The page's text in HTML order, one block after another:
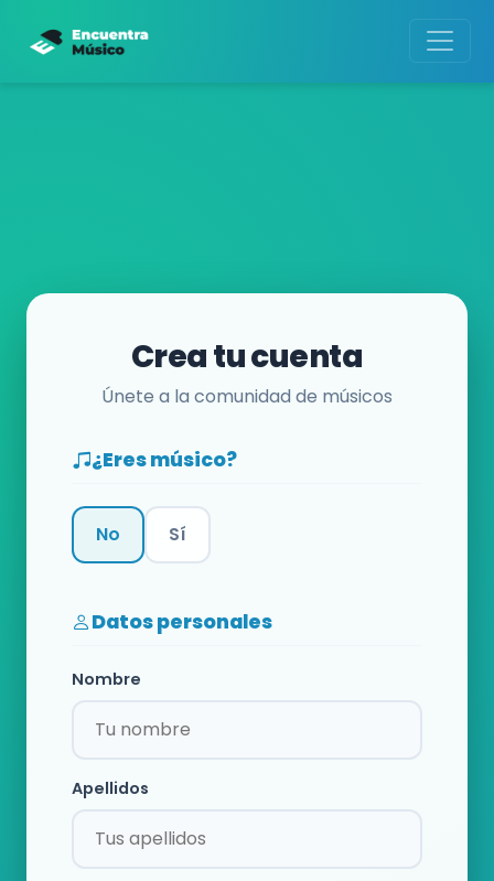
Crea tu cuenta
Únete a la comunidad de músicos
¿Eres músico?
No Sí
Datos personales
Nombre
Apellidos